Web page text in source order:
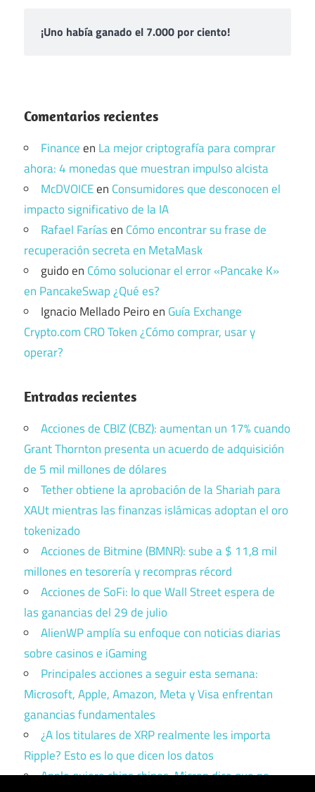
¡Uno había ganado el 7.000 por ciento!
Comentarios recientes
Financeen La mejor criptografía para comprar
ahora: 4 monedas que muestran impulso alcista
McDVOICEen Consumidores que desconocen el
impacto significativo de la IA
Rafael Faríasen Cómo encontrar su frase de
recuperación secreta en MetaMask
guidoen Cómo solucionar el error «Pancake K»
en PancakeSwap ¿Qué es?
Ignacio Mellado Peiroen Guía Exchange
Crypto.com CRO Token ¿Cómo comprar, usar y
operar?
Entradas recientes
Acciones de CBIZ (CBZ): aumentan un 17% cuando
Grant Thornton presenta un acuerdo de adquisición
de 5 mil millones de dólares
Tether obtiene la aprobación de la Shariah para
XAUt mientras las finanzas islámicas adoptan el oro
tokenizado
Acciones de Bitmine (BMNR): sube a $ 11,8 mil
millones en tesorería y recompras récord
Acciones de SoFi: lo que Wall Street espera de
las ganancias del 29 de julio
AlienWP amplía su enfoque con noticias diarias
sobre casinos e iGaming
Principales acciones a seguir esta semana:
Microsoft, Apple, Amazon, Meta y Visa enfrentan
ganancias fundamentales
¿A los titulares de XRP realmente les importa
Ripple? Esto es lo que dicen los datos
Apple quiere chips chinos. Micron dice que no.